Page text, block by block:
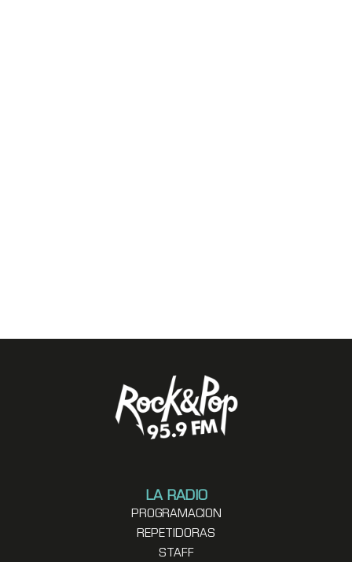
LA RADIO
PROGRAMACION
REPETIDORAS
STAFF